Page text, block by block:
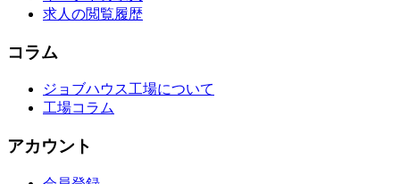
求人の閲覧履歴
コラム
ジョブハウス工場について
工場コラム
アカウント